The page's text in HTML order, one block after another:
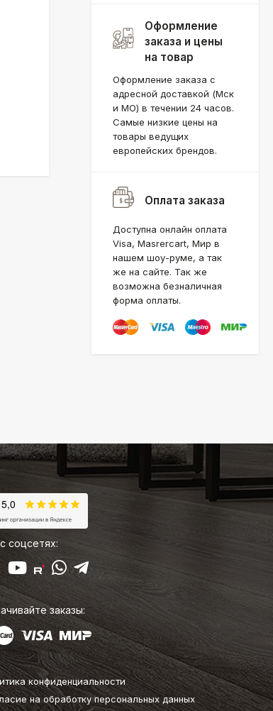
Оформление
заказа и цены
на товар
Оформление заказа с
адресной доставкой (Мск
и МО) в течении 24 часов.
Самые низкие цены на
товары ведущих
европейских брендов.
Оплата заказа
Доступна онлайн оплата
Visa, Masrercart, Мир в
нашем шоу-руме, а так
же на сайте. Так же
возможна безналичная
форма оплаты.
соцсетях:
заказы:
конфиденциальности
на обработку персональных данных